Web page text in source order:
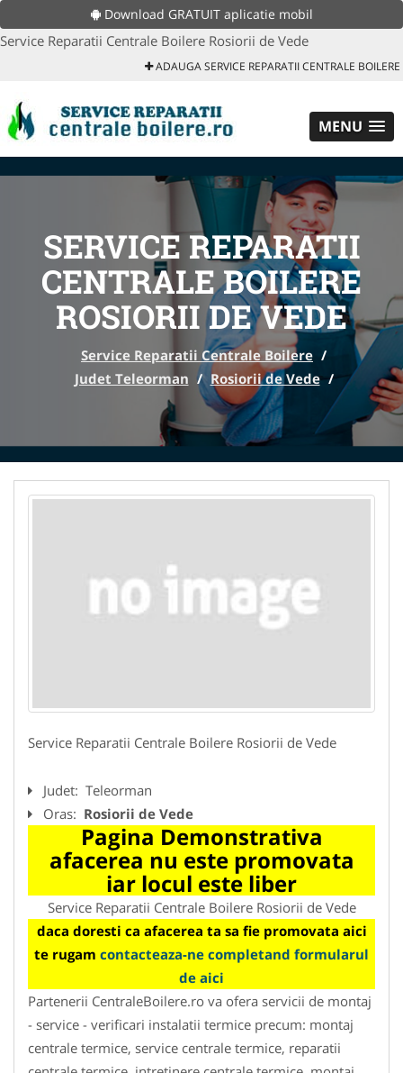
Download GRATUIT aplicatie mobil
Service Reparatii Centrale Boilere Rosiorii de Vede
ADAUGA SERVICE REPARATII CENTRALE BOILERE
MENU
SERVICE REPARATII
CENTRALE BOILERE
ROSIORII DE VEDE
Service Reparatii Centrale Boilere /
Judet Teleorman / Rosiorii de Vede /
Service Reparatii Centrale Boilere Rosiorii de Vede
Judet: Teleorman
Oras: Rosiorii de Vede
Pagina Demonstrativa
afacerea nu este promovata
iar locul este liber
Service Reparatii Centrale Boilere Rosiorii de Vede
daca doresti ca afacerea ta sa fie promovata aici
te rugam contacteaza-ne completand formularul
de aici
Partenerii CentraleBoilere.ro va ofera servicii de montaj
- service - verificari instalatii termice precum: montaj
centrale termice, service centrale termice, reparatii